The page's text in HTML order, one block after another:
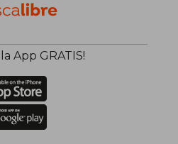
App GRATIS!